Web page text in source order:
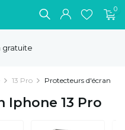
0
gratuite
13 Pro Protecteurs d'écran
Iphone 13 Pro